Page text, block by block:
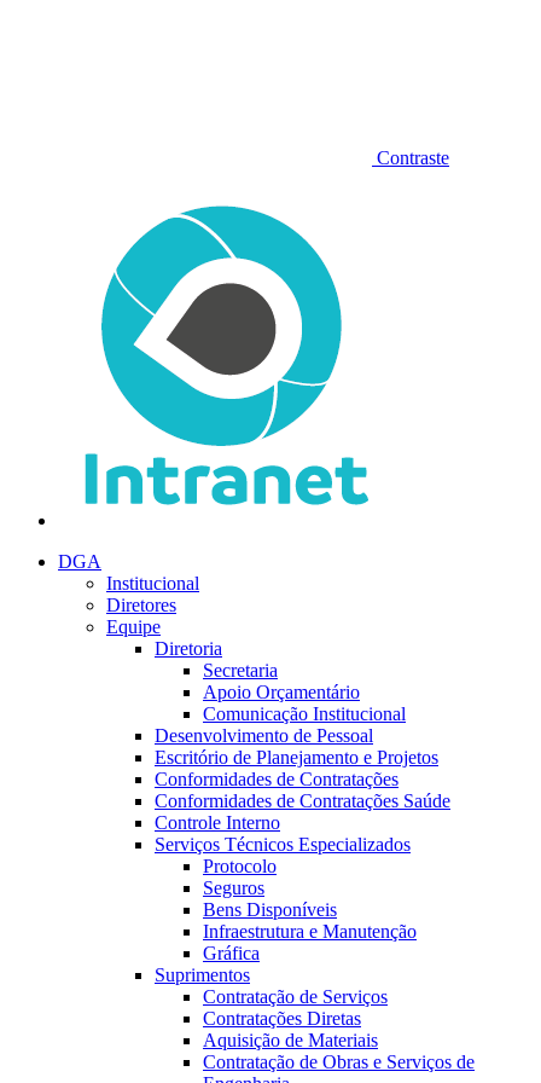
Contraste
DGA
Institucional
Diretores
Equipe
Diretoria
Secretaria
Apoio Orçamentário
Comunicação Institucional
Desenvolvimento de Pessoal
Escritório de Planejamento e Projetos
Conformidades de Contratações
Conformidades de Contratações Saúde
Controle Interno
Serviços Técnicos Especializados
Protocolo
Seguros
Bens Disponíveis
Infraestrutura e Manutenção
Gráfica
Suprimentos
Contratação de Serviços
Contratações Diretas
Aquisição de Materiais
Contratação de Obras e Serviços de